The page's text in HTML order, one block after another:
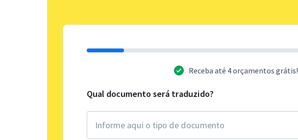
Receba até 4 orçamentos grátis!
Qual documento será traduzido?